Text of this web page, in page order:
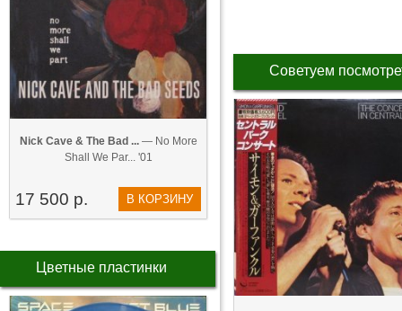
Nick Cave & The Bad ...— No More
Shall We Par... '01
17 500 р. В КОРЗИНУ
Цветные пластинки
Советуем